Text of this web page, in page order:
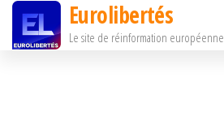
Passer
Eurolibertés
Le site de réinformation européenne